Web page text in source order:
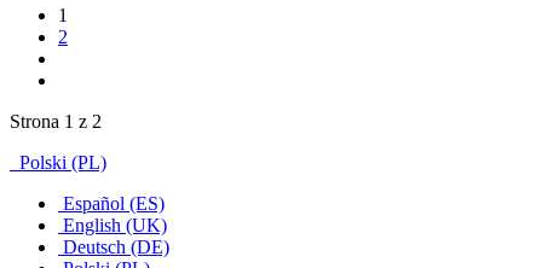
1
2
Strona 1 z 2
Polski (PL)
Español (ES)
English (UK)
Deutsch (DE)